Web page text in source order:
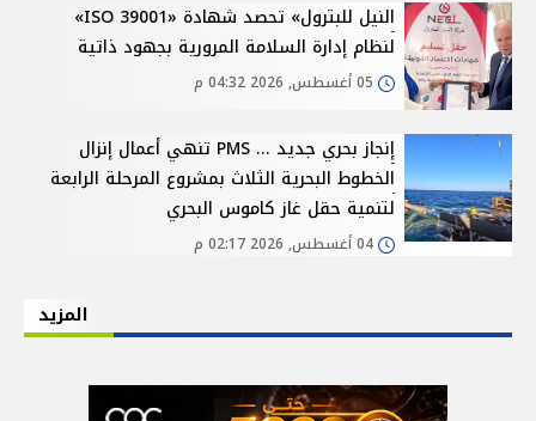
النيل للبترول» تحصد شهادة «ISO 39001»
لنظام إدارة السلامة المرورية بجهود ذاتية
إنجاز بحري جديد ... PMS تنهي أعمال إنزال
الخطوط البحرية الثلاث بمشروع المرحلة الرابعة
لتنمية حقل غاز كاموس البحري
المزيد